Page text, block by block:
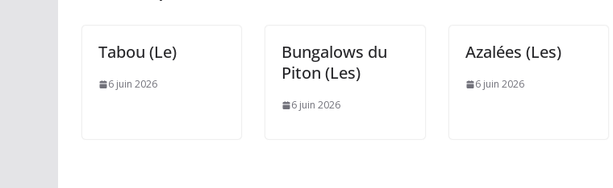
Tabou (Le)
6 juin 2026
Bungalows du
Piton (Les)
6 juin 2026
Azalées (Les)
6 juin 2026